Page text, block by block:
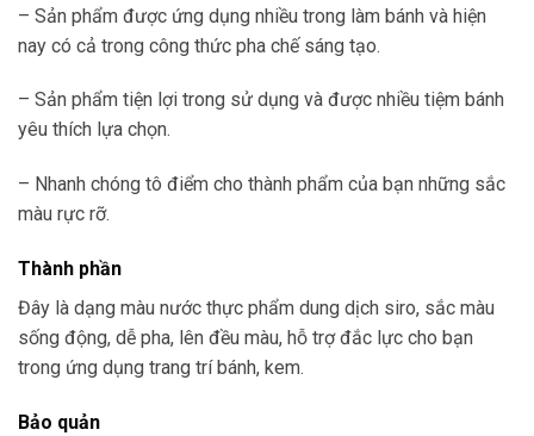
– Sản phẩm được ứng dụng nhiều trong làm bánh và hiện
nay có cả trong công thức pha chế sáng tạo.
– Sản phẩm tiện lợi trong sử dụng và được nhiều tiệm bánh
yêu thích lựa chọn.
– Nhanh chóng tô điểm cho thành phẩm của bạn những sắc
màu rực rỡ.
Thành phần
Đây là dạng màu nước thực phẩm dung dịch siro, sắc màu
sống động, dễ pha, lên đều màu, hỗ trợ đắc lực cho bạn
trong ứng dụng trang trí bánh, kem.
Bảo quản